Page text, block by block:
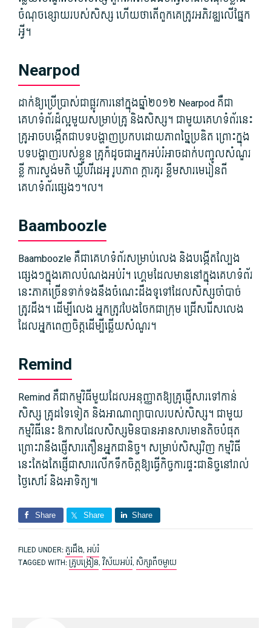
ចំណុច​ខ្សោយ​របស់​សិស្ស ហើយ​ថា​តើ​ពួកគេ​ត្រូវ​អភិវឌ្ឍ​លើ​ផ្នែក​
អ្វី។
Nearpod
ដាក់​ឱ្យ​ប្រើប្រាស់​ជា​ផ្លូវការ​នៅក្នុង​ឆ្នាំ​២០១២ Nearpod គឺជា​
គេហទំព័រ​ដ៏​ល្អ​មួយ​សម្រាប់​គ្រូ និង​សិស្ស។ ជាមួយ​គេហទំព័រ​នេះ
គ្រូ​អាច​បង្កើត​ជា​បទបង្ហាញ​ប្រកបដោយ​ភាព​ច្នៃប្រឌិត ព្រោះ​ក្នុង​
បទបង្ហាញ​របស់​ខ្លួន គ្រូ​ក៏ដូចជា​អ្នកអប់រំ​អាច​ដាក់​បញ្ចូល​សំណួរ​
ខ្លី ការស្ទង់មតិ ឃ្លីប​វីដេអូ រូបភាព ក្តារ​គូរ ខ្លឹមសារ​មេរៀន​ពី​
គេហទំព័រ​ផ្សេងៗ។ល។
Baamboozle
Baamboozle គឺជា​គេហទំព័រ​សម្រាប់​លេង និង​បង្កើត​ល្បែង​
ផ្សេងៗ​ក្នុង​គោលបំណង​អប់រំ។ ហ្គេម​ដែល​មាន​នៅ​ក្នុង​គេហទំព័រ​
នេះ​ភាគច្រើន​ទាក់ទង​នឹង​ចំណេះដឹង​ទូទៅ​ដែល​សិស្ស​ចាំបាច់​
ត្រូវ​ដឹង។ ដើម្បី​លេង អ្នក​ត្រូវ​បែងចែក​ជា​ក្រុម ជ្រើសរើស​លេង​
ដែល​អ្នក​ពេញចិត្ត​ដើម្បី​ឆ្លើយ​សំណួរ។
Remind
Remind គឺជា​កម្មវិធី​មួយ​ដែល​អនុញ្ញាត​ឱ្យ​គ្រូ​ផ្ញើ​សារ​ទៅកាន់​
សិស្ស គ្រូ​ដទៃ​ទៀត និង​អាណាព្យាបាល​របស់​សិស្ស។ ជាមួយ​
កម្មវិធី​នេះ ឱកាស​ដែល​សិស្ស​មិន​បាន​អាន​សារ​មាន​តិច​បំផុត
ព្រោះ​វា​នឹង​ផ្ញើ​សារ​តឿន​អ្នក​ជានិច្ច។ សម្រាប់​សិស្ស​វិញ កម្មវិធី​
នេះ​តែងតែ​ផ្ញើ​ជា​សារ​លើកទឹកចិត្ត​ឱ្យ​ធ្វើ​កិច្ចការ​ផ្ទះ​ជានិច្ច​នៅ​រាល់
ថ្ងៃ​សៅរ៍ និង​អាទិត្យ៕
Share Share Share
FILED UNDER:គួរដឹង, អប់រំ
TAGGED WITH:គ្រូបង្រៀន,វិស័យ​អប់រំ, សិក្សា​ពី​ចម្ងាយ